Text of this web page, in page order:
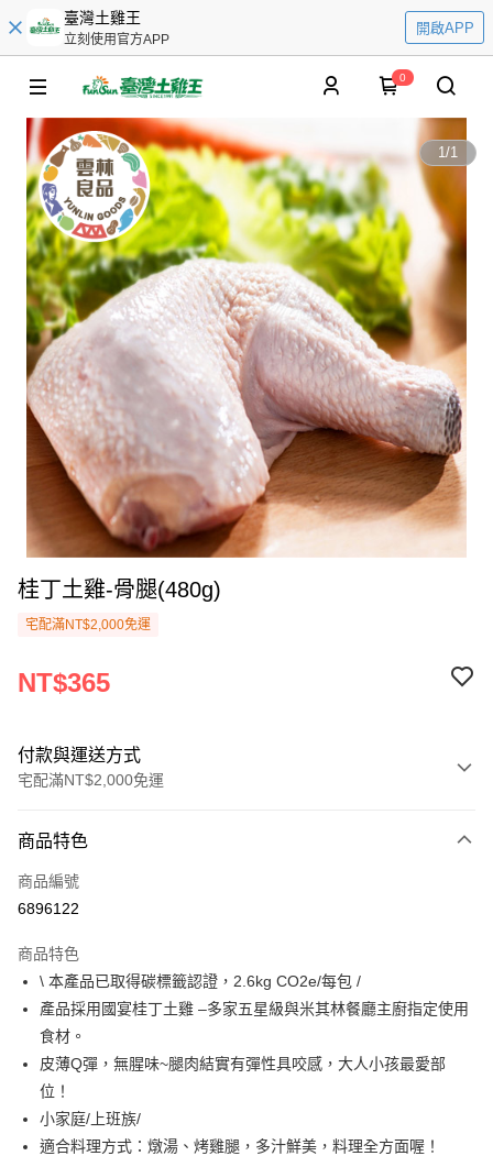
臺灣土雞王
立刻使用官方APP
開啟APP
0
1/1
桂丁土雞-骨腿(480g)
宅配滿NT$2,000免運
NT$365
付款與運送方式
宅配滿NT$2,000免運
信用卡一次付款
Apple Pay
Google Pay
AFTEE先享後付
相關說明
【關於「AFTEE先享後付」】
AFTEE先享後付是「在收到商品之後才付款」的支付方式。 讓您購物簡單
便利好安心！
１．簡單：不需註冊會員、不需綁卡、不需儲值。
２．便利：只要手機號碼，簡訊認證，即可結帳。
ATM付款
運送方式
商品特色
商品編號
6896122
商品特色
\ 本產品已取得碳標籤認證，2.6kg CO2e/每包 /
產品採用國宴桂丁土雞 –多家五星級與米其林餐廳主廚指定使用
食材。
皮薄Q彈，無腥味~腿肉結實有彈性具咬感，大人小孩最愛部
位！
小家庭/上班族/
適合料理方式：燉湯、烤雞腿，多汁鮮美，料理全方面喔！